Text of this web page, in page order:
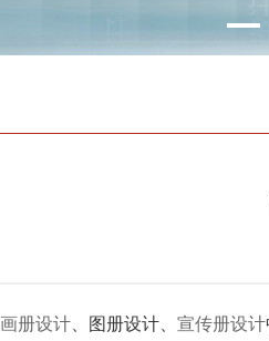
画册设计、图册设计、 宣传册设计